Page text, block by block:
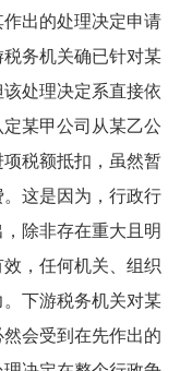
出的处理决定申请
务机关确已针对某
处理决定系直接依
某甲公司从某乙公
税额抵扣，虽然暂
这是因为，行政行
除非存在重大且明
，任何机关、组织
下游税务机关对某
会受到在先作出的